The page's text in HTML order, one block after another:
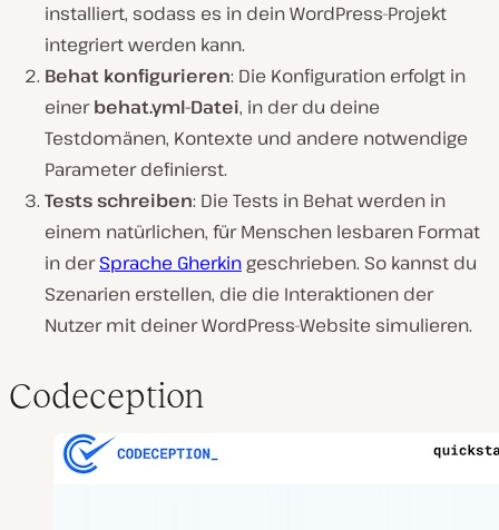
installiert, sodass es in dein WordPress-Projekt
integriert werden kann.
Behat konfigurieren: Die Konfiguration erfolgt in
einerbehat.yml-Datei, in der du deine
Testdomänen, Kontexte und andere notwendige
Parameter definierst.
Tests schreiben: Die Tests in Behat werden in
einem natürlichen, für Menschen lesbaren Format
in derSprache Gherkin geschrieben. So kannst du
Szenarien erstellen, die die Interaktionen der
Nutzer mit deiner WordPress-Website simulieren.
Codeception